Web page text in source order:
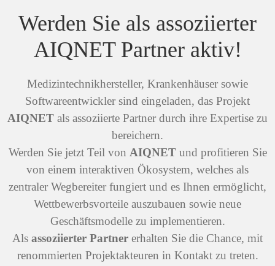
Werden Sie als assoziierter
AIQNET Partner aktiv!
Medizintechnikhersteller, Krankenhäuser sowie
Softwareentwickler sind eingeladen, das Projekt
AIQNET als assoziierte Partner durch ihre Expertise zu
bereichern.
Werden Sie jetzt Teil von AIQNETund profitieren Sie
von einem interaktiven Ökosystem, welches als
zentraler Wegbereiter fungiert und es Ihnen ermöglicht,
Wettbewerbsvorteile auszubauen sowie neue
Geschäftsmodelle zu implementieren.
Als assoziierter Partner erhalten Sie die Chance, mit
renommierten Projektakteuren in Kontakt zu treten.